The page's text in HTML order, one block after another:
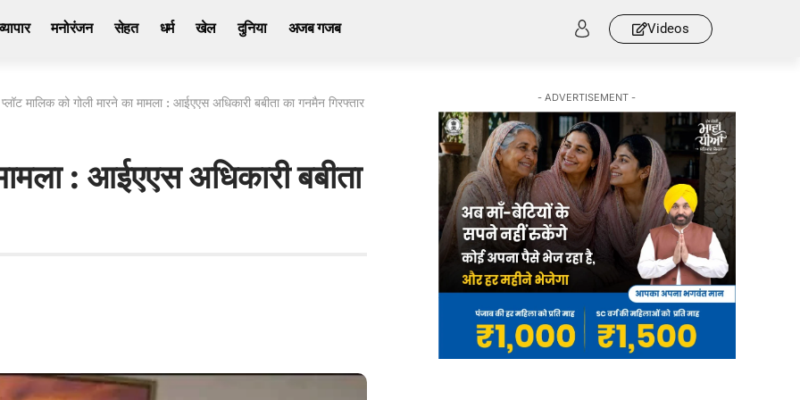
मनोरंजन सेहत धर्म खेल दुनिया अजब गजब Videos
प्लॉट मालिक को गोली मारने का मामला : आईएएस अधिकारी बबीता का गनमैन गिरफ्तार
: आईएएस अधिकारी बबीता
- ADVERTISEMENT -